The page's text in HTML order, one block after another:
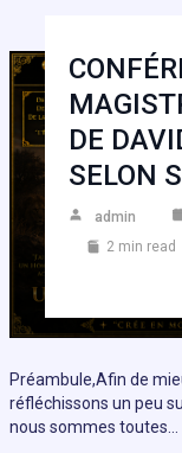
DE
SELON
admin
2 min read
Préambule,Afin de
réfléchissons un peu
nous sommes toutes…